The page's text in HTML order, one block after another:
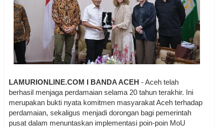
LAMURIONLINE.COM I BANDA ACEH - Aceh telah
berhasil menjaga perdamaian selama 20 tahun terakhir. Ini
merupakan bukti nyata komitmen masyarakat Aceh terhadap
perdamaian, sekaligus menjadi dorongan bagi pemerintah
pusat dalam menuntaskan implementasi poin-poin MoU